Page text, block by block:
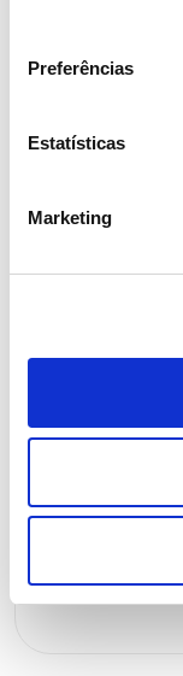
Preferências
Estatísticas
Marketing
Revista
REN
mais